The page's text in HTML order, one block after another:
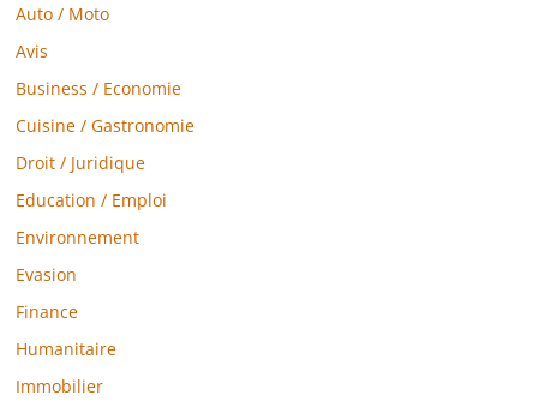
Auto / Moto
Avis
Business / Economie
Cuisine / Gastronomie
Droit / Juridique
Education / Emploi
Environnement
Evasion
Finance
Humanitaire
Immobilier